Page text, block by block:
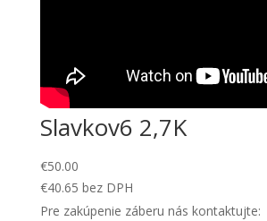
Slavkov6 2,7K
€50.00
€40.65 bez DPH
Pre zakúpenie záberu nás kontaktujte: